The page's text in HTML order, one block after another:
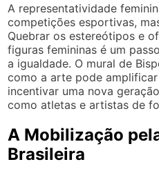
A representatividade
competições esportivas,
Quebrar os estereótipos e
figuras femininas é um
a igualdade. O mural de
como a arte pode
incentivar uma nova
como atletas e artistas de
A Mobilização
Brasileira